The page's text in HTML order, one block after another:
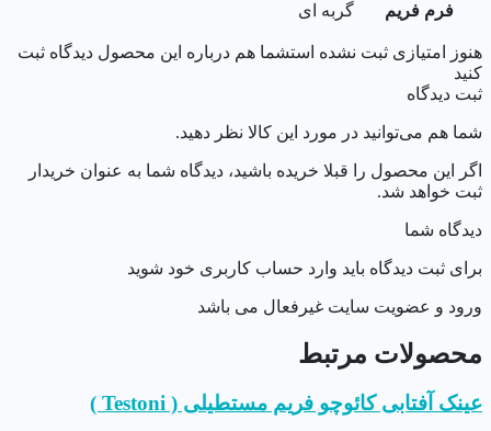
فرم فریم گربه ای
هنوز امتیازی ثبت نشده استشما هم درباره این محصول دیدگاه ثبت
کنید
ثبت دیدگاه
شما هم می‌توانید در مورد این کالا نظر دهید.
اگر این محصول را قبلا خریده باشید، دیدگاه شما به عنوان خریدار
ثبت خواهد شد.
دیدگاه شما
برای ثبت دیدگاه باید وارد حساب کاربری خود شوید
ورود و عضویت سایت غیرفعال می باشد
محصولات مرتبط
عینک آفتابی کائوچو فریم مستطیلی ( Testoni )